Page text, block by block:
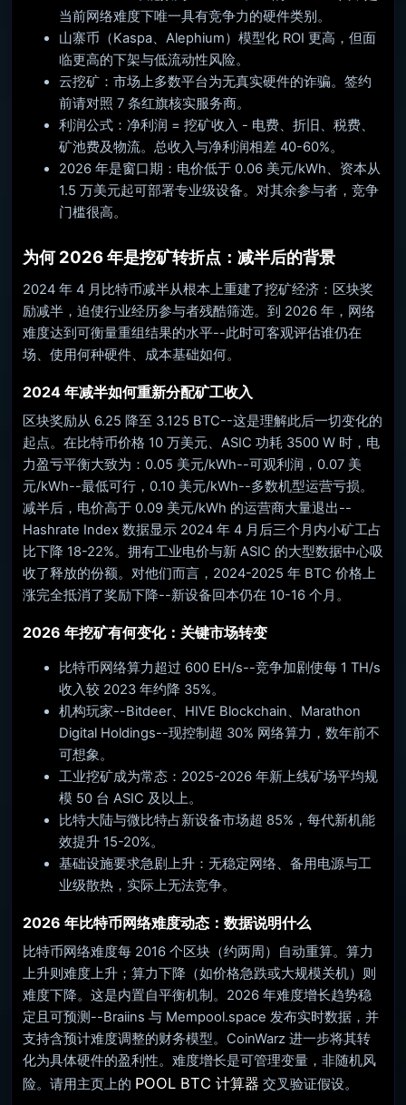
当前网络难度下唯一具有竞争力的硬件类别。
山寨币（Kaspa、Alephium）模型化 ROI 更高，但面
临更高的下架与低流动性风险。
云挖矿：市场上多数平台为无真实硬件的诈骗。签约
前请对照 7 条红旗核实服务商。
利润公式：净利润 = 挖矿收入 - 电费、折旧、税费、
矿池费及物流。总收入与净利润相差 40-60%。
2026 年是窗口期：电价低于 0.06 美元/kWh、资本从
1.5 万美元起可部署专业级设备。对其余参与者，竞争
门槛很高。
为何 2026 年是挖矿转折点：减半后的背景
2024 年 4 月比特币减半从根本上重建了挖矿经济：区块奖
励减半，迫使行业经历参与者残酷筛选。到 2026 年，网络
难度达到可衡量重组结果的水平--此时可客观评估谁仍在
场、使用何种硬件、成本基础如何。
2024 年减半如何重新分配矿工收入
区块奖励从 6.25 降至 3.125 BTC--这是理解此后一切变化的
起点。在比特币价格 10 万美元、ASIC 功耗 3500 W 时，电
力盈亏平衡大致为：0.05 美元/kWh--可观利润，0.07 美
元/kWh--最低可行，0.10 美元/kWh--多数机型运营亏损。
减半后，电价高于 0.09 美元/kWh 的运营商大量退出--
Hashrate Index 数据显示 2024 年 4 月后三个月内小矿工占
比下降 18-22%。拥有工业电价与新 ASIC 的大型数据中心吸
收了释放的份额。对他们而言，2024-2025 年 BTC 价格上
涨完全抵消了奖励下降--新设备回本仍在 10-16 个月。
2026 年挖矿有何变化：关键市场转变
比特币网络算力超过 600 EH/s--竞争加剧使每 1 TH/s
收入较 2023 年约降 35%。
机构玩家--Bitdeer、HIVE Blockchain、Marathon
Digital Holdings--现控制超 30% 网络算力，数年前不
可想象。
工业挖矿成为常态：2025-2026 年新上线矿场平均规
模 50 台 ASIC 及以上。
比特大陆与微比特占新设备市场超 85%，每代新机能
效提升 15-20%。
基础设施要求急剧上升：无稳定网络、备用电源与工
业级散热，实际上无法竞争。
2026 年比特币网络难度动态：数据说明什么
比特币网络难度每 2016 个区块（约两周）自动重算。算力
上升则难度上升；算力下降（如价格急跌或大规模关机）则
难度下降。这是内置自平衡机制。2026 年难度增长趋势稳
定且可预测--Braiins 与 Mempool.space 发布实时数据，并
支持含预计难度调整的财务模型。CoinWarz 进一步将其转
化为具体硬件的盈利性。难度增长是可管理变量，非随机风
险。请用主页上的 POOL BTC 计算器 交叉验证假设。